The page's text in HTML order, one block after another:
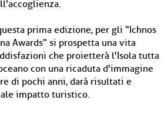
prima edizione, per gli "Ichnos
Awards" si prospetta una vita
che proietterà l'Isola tutta
con una ricaduta d'immagine
di pochi anni, darà risultati e
impatto turistico.